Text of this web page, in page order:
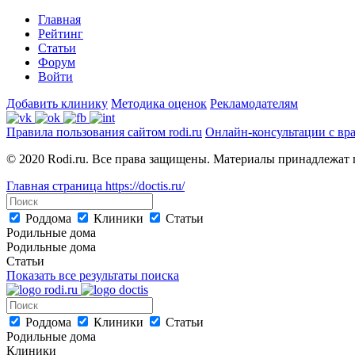
Главная
Рейтинг
Статьи
Форум
Войти
Добавить клинику Методика оценок Рекламодателям
Правила пользования сайтом rodi.ru Онлайн-консультации с
© 2020 Rodi.ru. Все права защищены. Материалы принадлежат
Главная страница https://doctis.ru/
Роддома Клиники
Статьи
Родильные дома
Родильные дома
Статьи
Показать все результаты поиска
Роддома Клиники
Статьи
Родильные дома
Клиники